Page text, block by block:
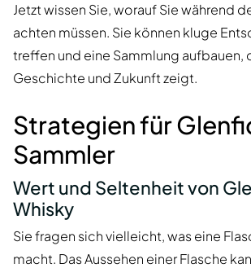
Jetzt wissen Sie, worauf Sie während
achten müssen. Sie können kluge
treffen und eine Sammlung aufbauen,
Geschichte und Zukunft zeigt.
Strategien für
Sammler
Wert und Seltenheit von
Whisky
Sie fragen sich vielleicht, was eine
macht. Das Aussehen einer Flasche